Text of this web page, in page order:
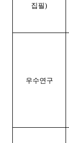
집필)
우수연구